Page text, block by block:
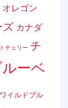
オレゴン
ズ カナダ
チェリー チ
ーベ
ワイルドブル